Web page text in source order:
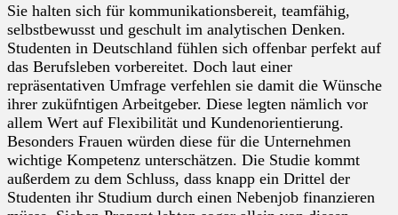
Sie halten sich für kommunikationsbereit, teamfähig,
selbstbewusst und geschult im analytischen Denken.
Studenten in Deutschland fühlen sich offenbar perfekt auf
das Berufsleben vorbereitet. Doch laut einer
repräsentativen Umfrage verfehlen sie damit die Wünsche
ihrer zuküfntigen Arbeitgeber. Diese legten nämlich vor
allem Wert auf Flexibilität und Kundenorientierung.
Besonders Frauen würden diese für die Unternehmen
wichtige Kompetenz unterschätzen. Die Studie kommt
außerdem zu dem Schluss, dass knapp ein Drittel der
Studenten ihr Studium durch einen Nebenjob finanzieren